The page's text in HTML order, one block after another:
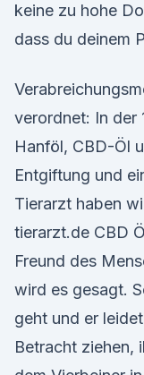
keine zu hohe
dass du deinem
verordnet: In der
Hanföl, CBD-Öl
Entgiftung und
Tierarzt haben
tierarzt.de CBD
Freund des
wird es gesagt.
geht und er
Betracht ziehen,